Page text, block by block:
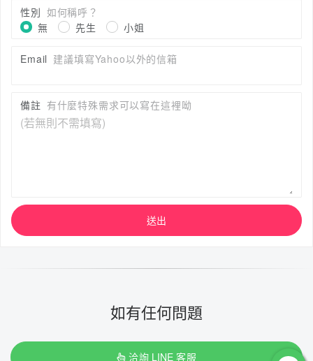
性別 如何稱呼？
無
先生 小姐
Email 建議填寫Yahoo以外的信箱
備註 有什麼特殊需求可以寫在這裡呦
送出
如有任何問題
洽詢 LINE 客服